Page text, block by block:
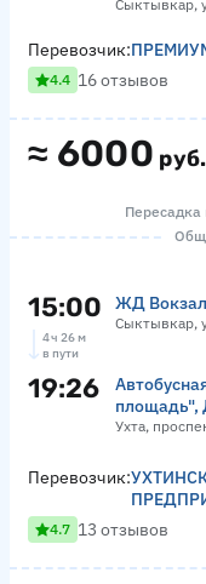
Сыктывкар,
≈ 6000 руб.
Перевозчик:
4.4 16 отзывов
Пересадка
15:00 ЖД Вокзал
Сыктывкар,
4 ч 26 м
в пути
19:26
площадь",
Ухта,
Перевозчик:
4.7 13 отзывов